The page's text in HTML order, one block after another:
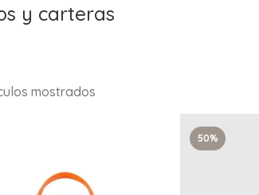
y carteras
mostrados
50%